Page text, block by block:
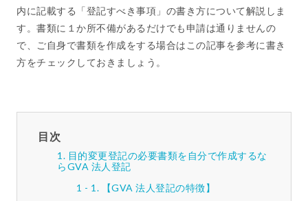
内に記載する「登記すべき事項」の書き方について解説しま
す。書類に１か所不備があるだけでも申請は通りませんの
で、ご自身で書類を作成をする場合はこの記事を参考に書き
方をチェックしておきましょう。
目次
目的変更登記の必要書類を自分で作成するな
らGVA 法人登記
【GVA 法人登記の特徴】